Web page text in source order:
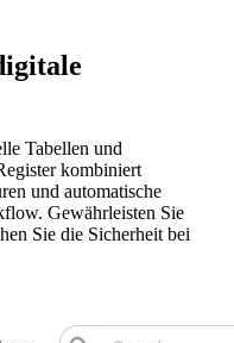
Tabellen und
kombiniert
und automatische
Gewährleisten Sie
Sie die Sicherheit bei